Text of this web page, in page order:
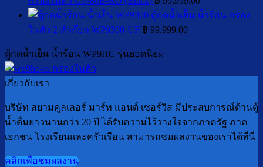
วิธี
แก้
ตู้กดน้ำเย็น น้ำร้อน กรอง
ในตัว 2 หัวก๊อก WP9300-UF ฿ 99,999.00
ตู้กดน้ำเย็น น้ำร้อน WP9HC รุ่นยอดนิยม
เกี่ยวกับเรา
บริษัท สยามคูลเลอร์ มาร์ท แอนด์ เซอร์วิส มีประสบการณ์ด้านตู้
น้ำดื่มยาวนานกว่า 20 ปี ได้รับความไว้วางใจจากภาครัฐ ภาค
เอกชน โรงเรียนและครัวเรือน สามารถชมผลงานของเราได้ที่นี่
คลิกเพื่อชมผลงาน